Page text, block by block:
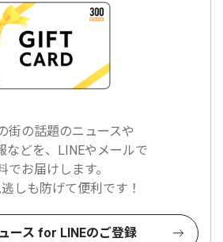
街の話題のニュースや
などを、LINEやメールで
でお届けします。
しも防げて便利です！
ース for LINEのご登録